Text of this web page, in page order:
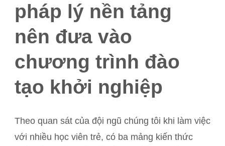
pháp lý nền tảng
nên đưa vào
chương trình đào
tạo khởi nghiệp
Theo quan sát của đội ngũ chúng tôi khi làm việc
với nhiều học viên trẻ, có ba mảng kiến thức